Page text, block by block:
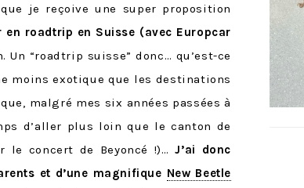
je reçoive une super proposition
en roadtrip en Suisse (avec Europcar
Un “roadtrip suisse” donc… qu’est-ce
moins exotique que les destinations
malgré mes six années passées à
d’aller plus loin que le canton de
le concert de Beyoncé !)…J’ai donc
et d’une magnifique New Beetle